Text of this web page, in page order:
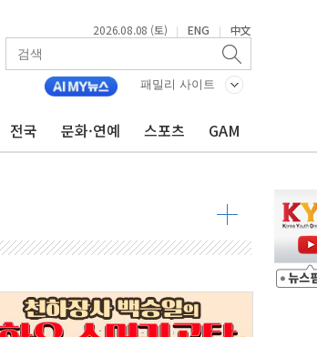
2026.08.08 (토) | ENG | 中文
패밀리 사이트
전국 문화·연예 스포츠 GAM